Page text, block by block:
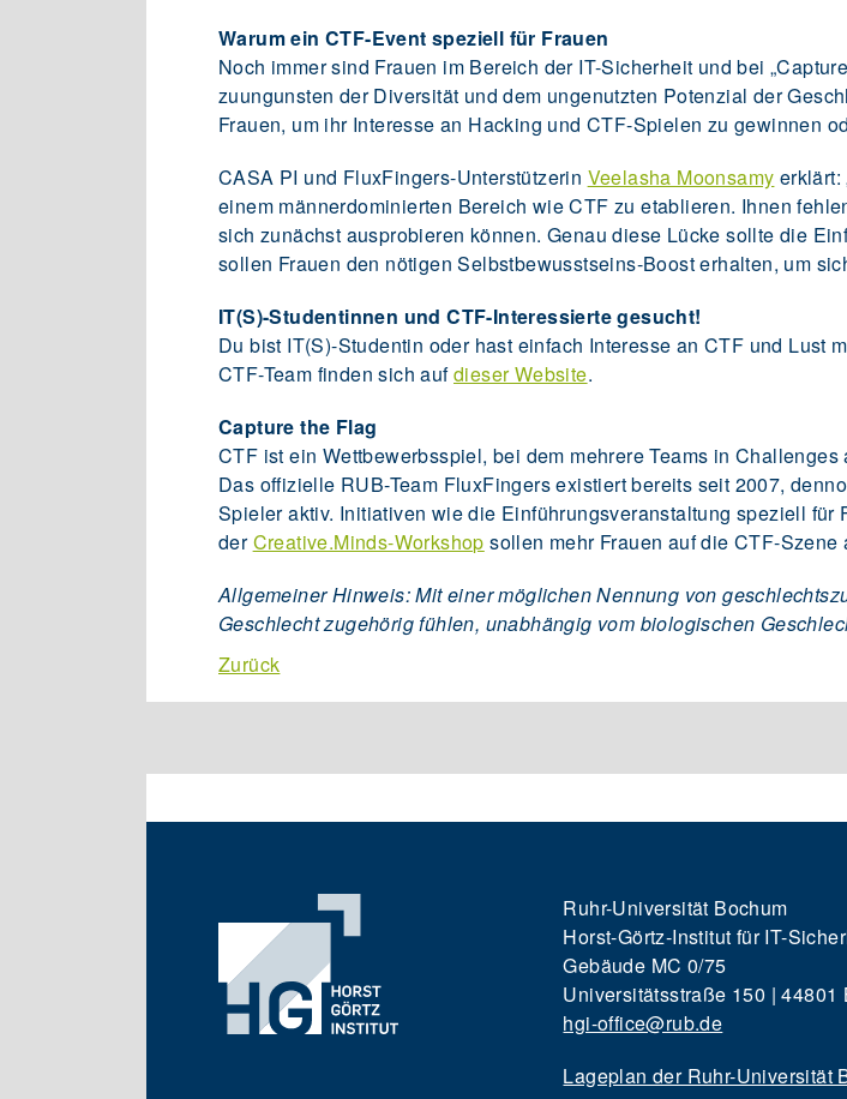
Warum ein CTF-Event speziell für Frauen
Noch immer sind Frauen im Bereich der IT-Sicherheit und bei
zuungunsten der Diversität und dem ungenutzten Potenzial der
Frauen, um ihr Interesse an Hacking und CTF-Spielen zu gewinnen
CASA PI und FluxFingers-Unterstützerin Veelasha Moonsamy erklärt:
einem männerdominierten Bereich wie CTF zu etablieren. Ihnen
sich zunächst ausprobieren können. Genau diese Lücke sollte die
sollen Frauen den nötigen Selbstbewusstseins-Boost erhalten, um
IT(S)-Studentinnen und CTF-Interessierte gesucht!
Du bist IT(S)-Studentin oder hast einfach Interesse an CTF und Lust
CTF-Team finden sich aufdieser Website.
Capture the Flag
CTF ist ein Wettbewerbsspiel, bei dem mehrere Teams in
Das offizielle RUB-Team FluxFingers existiert bereits seit 2007,
Spieler aktiv. Initiativen wie die Einführungsveranstaltung speziell
derCreative.Minds-Workshop sollen mehr Frauen auf die CTF-
Allgemeiner Hinweis: Mit einer möglichen Nennung von
Geschlecht zugehörig fühlen, unabhängig vom biologischen
Zurück
Ruhr-Universität Bochum
Horst-Görtz-Institut für IT-
Gebäude MC 0/75
Universitätsstraße 150 | 44801
hgi-office@rub.de
Lageplan der Ruhr-Universität